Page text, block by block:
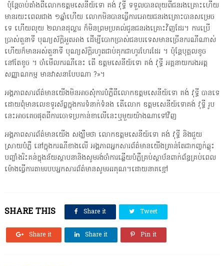
ប៉ុន្តែចាប់តាំងពីលោកឧត្ដមសេនីយ៍ទោ គង់ វុទ្ធី ទទួលបានលុយពីជនរងគ្រោះហើយ
មានរយះពេលជាង ១ឆ្នាំហើយ លោកមិនបានធ្វើការអោយជនរងគ្រោះបានសម្រេច
ទេ ហេីយលុយ ២លានដុល្លារ ក៏មិនព្រមប្រគល់ជូនជនរងគ្រោះវិញដែរ។ ការប្រេី
ប្រាស់តួនាទី បុណ្យស័ក្តិអួតអាង ដេីម្បីបោកប្រាស់ជនបរទេសមានច្រេីនករណីណាស់
ហេីយក៏មានអស់តួនាទី បុណ្យស័ក្តិរហូតជាប់គុកជាហូរហែរដែរ ។ ប៉ុន្តែបុគ្គលខូច
នៅតែខូច ។ ចាំមេីលករណីនេះ តេី ឧត្ដមសេនីយ៍ទោ គង់ វុទ្ធី អគ្គនាយករងអត្ត
សញ្ញាណកម្ម មានវាសនាបែបណា ?»។
អង្គភាពសារព័ត៌មានយើងមិនអាចសុំការបំភ្លឺពីលោកឧត្ដមសេនីយ៍ទោ គង់ វុទ្ធី បានទេ
ដោយពុំមានលេខទូរស័ព្ទក្នុងការទំនាក់ទំនង តើលោក ឧត្តមសេនីយ៍ទោគង់ វុទ្ធី រូប
នេះអាចគេចផុតពីការចោទប្រកាន់ខាលើនេះឬមួយយ៉ាងណាទៅវិញ
អង្គភាពសារព័ត៌មានយើង សង្ឃឹមថា លោកឧត្ដមសេនីយ៍ទោ គង់ វុទ្ធី និងជួយ
ស្រាយបំភ្លឺ នៅក្នុងករណីខាងលើ អង្គភាពអ្នកសារព័ត៌មានយើងគ្រាន់តែជាកញ្ចក់ឆ្លុះ
បញ្ចាំងរិះគន់ក្នុងន័យស្ថាបនានិងសូមរង់ចាំការឆ្លើយបំភ្លឺគ្រប់ស្ថាប័នពាក់ព័ន្ធគ្រប់ពេល
ម៉ោងធ្វើការតាមរបបអ្នកសារព័ត៌មានសូមអរគុណ។ដោយនាគខ្មៅ
SHARE THIS Share it Tweet
Share it Share it Pin it